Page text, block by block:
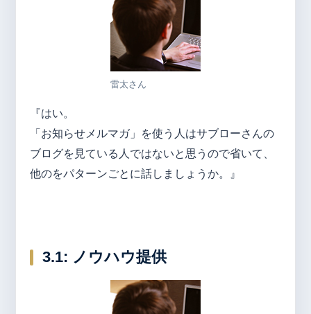
雷太さん
『はい。
「お知らせメルマガ」を使う人はサブローさんの
ブログを見ている人ではないと思うので省いて、
他のをパターンごとに話しましょうか。』
3.1: ノウハウ提供